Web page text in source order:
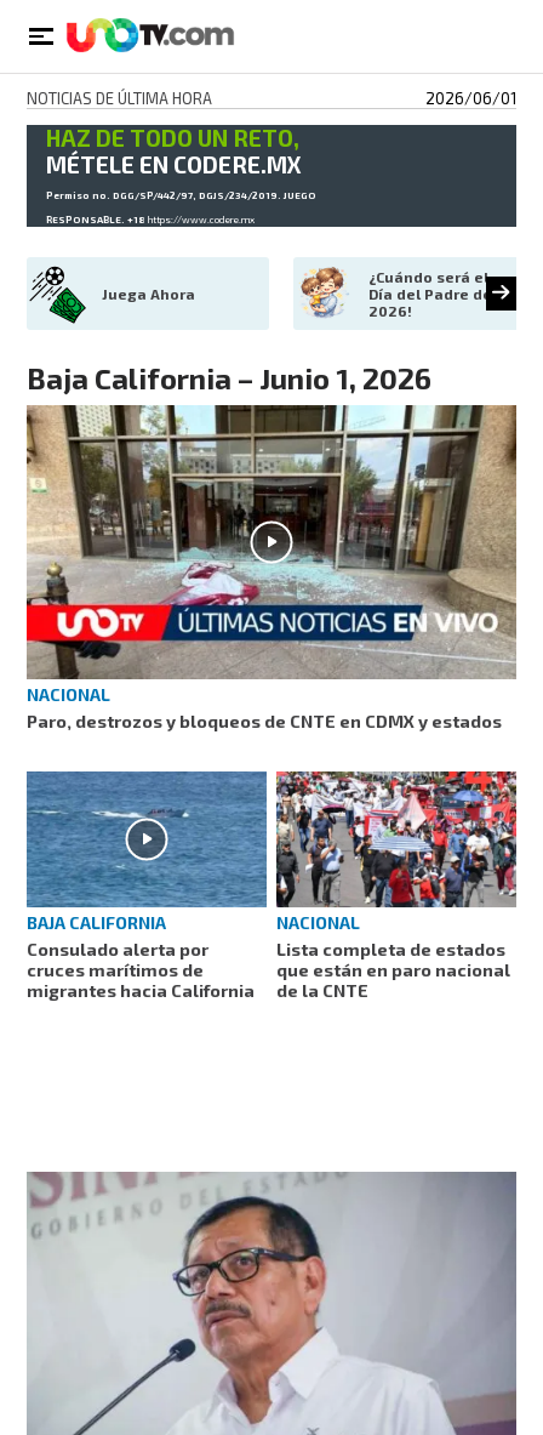
NOTICIAS DE ÚLTIMA HORA 2026/06/01
HAZ DE TODO UN RETO,
MÉTELE EN CODERE.MX
Permiso no. DGG/SP/442/97, DGJS/234/2019. JUEGO
RESPONSABLE. +18https://www.codere.mx
Juega Ahora
¿Cuándo será el
Día del Padre de
2026!
Baja California – Junio 1, 2026
NACIONAL
Paro, destrozos y bloqueos de CNTE en CDMX y estados
BAJA CALIFORNIA
Consulado alerta por
cruces marítimos de
migrantes hacia California
NACIONAL
Lista completa de estados
que están en paro nacional
de la CNTE